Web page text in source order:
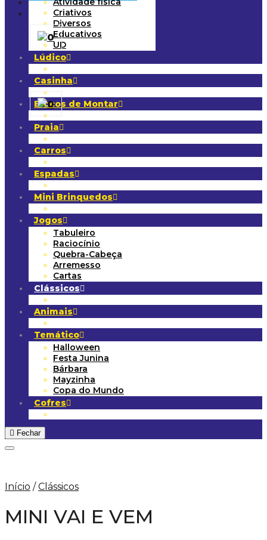
0
0
Criativos
Diversos
Educativos
UD
Lúdico
Casinha
Blocos de Montar
Praia
Carros
Espadas
Mini Brinquedos
Jogos
Tabuleiro
Raciocínio
Quebra-Cabeça
Arremesso
Cartas
Clássicos
Animais
Temático
Halloween
Festa Junina
Bárbara
Mayzinha
Copa do Mundo
Cofres
Fechar
Início / Clássicos
MINI VAI E VEM